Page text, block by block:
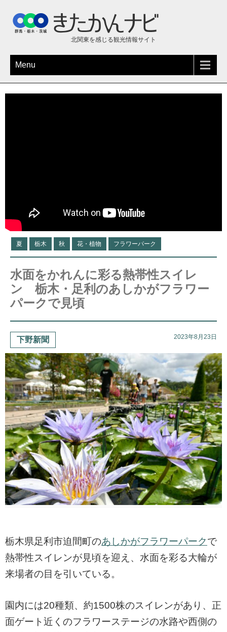
北関東を感じる観光情報サイト
Menu
夏 栃木 秋 花・植物 フラワーパーク
水面をかれんに彩る熱帯性スイレ
ン 栃木・足利のあしかがフラワー
パークで見頃
下野新聞 2023年8月23日
栃木県足利市迫間町のあしかがフラワーパークで
熱帯性スイレンが見頃を迎え、水面を彩る大輪が
来場者の目を引いている。
園内には20種類、約1500株のスイレンがあり、正
面ゲート近くのフラワーステージの水路や西側の